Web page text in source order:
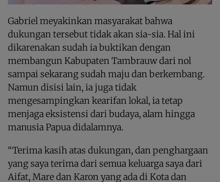
Gabriel meyakinkan masyarakat bahwa
dukungan tersebut tidak akan sia-sia. Hal ini
dikarenakan sudah ia buktikan dengan
membangun Kabupaten Tambrauw dari nol
sampai sekarang sudah maju dan berkembang.
Namun disisi lain, ia juga tidak
mengesampingkan kearifan lokal, ia tetap
menjaga eksistensi dari budaya, alam hingga
manusia Papua didalamnya.
“Terima kasih atas dukungan, dan penghargaan
yang saya terima dari semua keluarga saya dari
Aifat, Mare dan Karon yang ada di Kota dan